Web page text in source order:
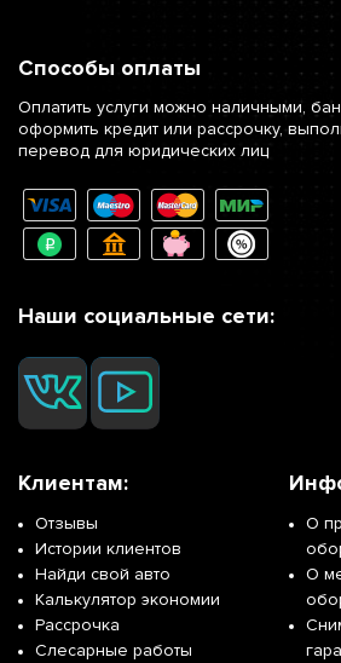
Способы оплаты
Оплатить услуги можно наличными,
оформить кредит или рассрочку,
перевод для юридических лиц
Наши социальные сети:
Клиентам:
Отзывы
Истории клиентов
Найди свой авто
Калькулятор экономии
Рассрочка
Слесарные работы
О
О